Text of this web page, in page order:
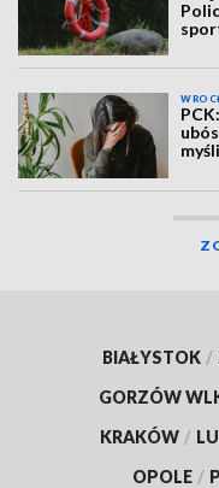
BIAŁYSTOK /
GORZÓW
KRAKÓW /
OPOLE /